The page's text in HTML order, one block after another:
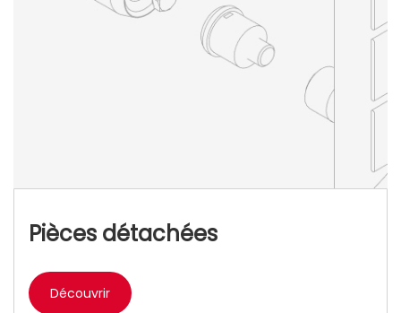
Pièces détachées
Découvrir